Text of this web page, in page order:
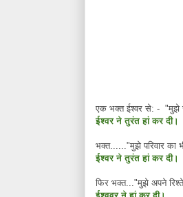
एक भक्त ईश्वर से: - "मुझे
ईश्वर ने तुरंत हां कर दी।
भक्त......"मुझे परिवार का
ईश्वर ने तुरंत हां कर दी।
फिर भक्त..."मुझे अपने